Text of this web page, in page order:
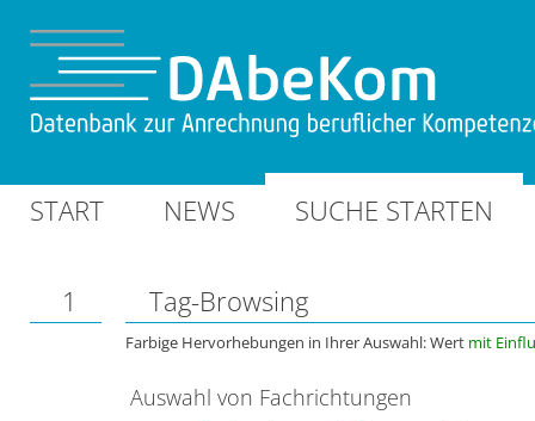
START NEWS SUCHE STARTEN
1 Tag-Browsing
Farbige Hervorhebungen in Ihrer Auswahl: Wert mit
Auswahl von Fachrichtungen